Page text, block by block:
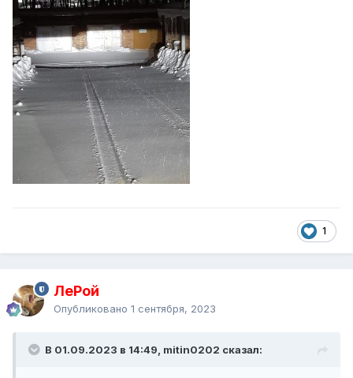
1
ЛеРой
Опубликовано 1 сентября, 2023
В 01.09.2023 в 14:49, mitin0202 сказал: